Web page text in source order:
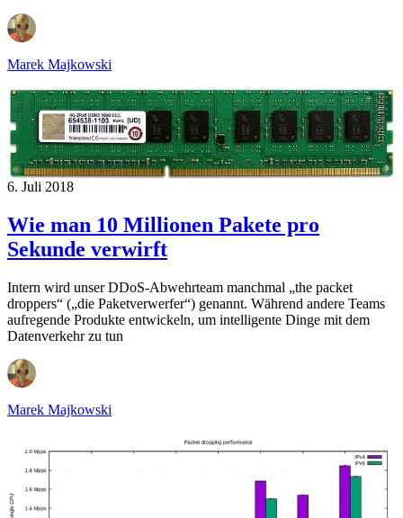
Marek Majkowski
6. Juli 2018
Wie man 10 Millionen Pakete pro
Sekunde verwirft
Intern wird unser DDoS-Abwehrteam manchmal „the packet
droppers“ („die Paketverwerfer“) genannt. Während andere Teams
aufregende Produkte entwickeln, um intelligente Dinge mit dem
Datenverkehr zu tun
Marek Majkowski